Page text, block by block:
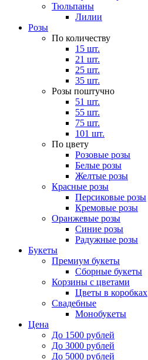
Тюльпаны
Лилии
Розы
По количеству
15 шт.
21 шт.
25 шт.
35 шт.
Розы поштучно
51 шт.
55 шт.
75 шт.
101 шт.
По цвету
Розовые розы
Белые розы
Желтые розы
Красные розы
Персиковые розы
Кремовые розы
Оранжевые розы
Синие розы
Радужные розы
Букеты
Премиум букеты
Сборные букеты
Корзины с цветами
Цветы в коробках
Свадебные
Монобукеты
Цена
До 1500 рублей
До 3000 рублей
До 5000 рублей